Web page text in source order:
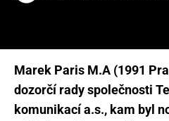
Marek Paris M.A (1991
dozorčí rady společnosti
komunikací a.s., kam byl